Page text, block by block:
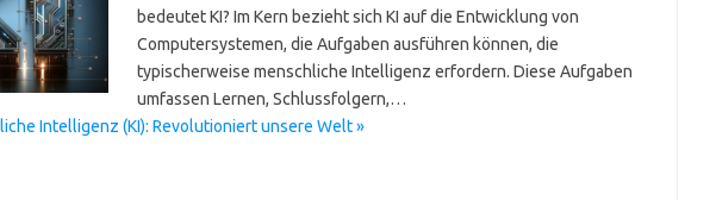
bedeutet KI? Im Kern bezieht sich KI auf die Entwicklung von
Computersystemen, die Aufgaben ausführen können, die
typischerweise menschliche Intelligenz erfordern. Diese Aufgaben
umfassen Lernen, Schlussfolgern,…
Intelligenz (KI): Revolutioniert unsere Welt »